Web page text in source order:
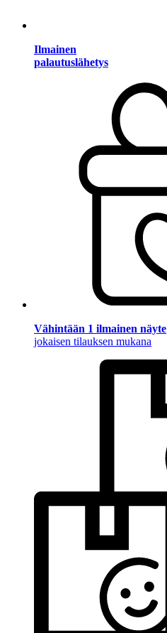
Ilmainen
palautuslähetys
Vähintään 1 ilmainen näyte
jokaisen tilauksen mukana